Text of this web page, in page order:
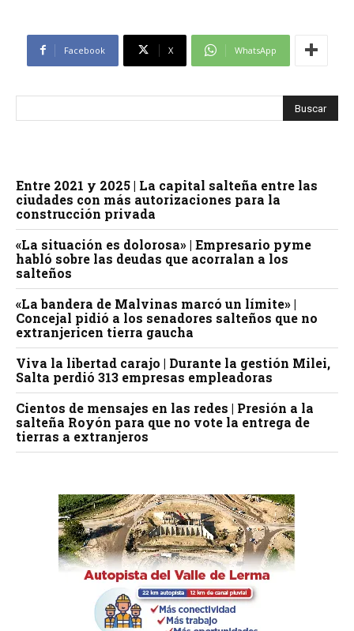
Facebook X WhatsApp
Entre 2021 y 2025 | La capital salteña entre las
ciudades con más autorizaciones para la
construcción privada
«La situación es dolorosa» | Empresario pyme
habló sobre las deudas que acorralan a los
salteños
«La bandera de Malvinas marcó un límite» |
Concejal pidió a los senadores salteños que no
extranjericen tierra gaucha
Viva la libertad carajo | Durante la gestión Milei,
Salta perdió 313 empresas empleadoras
Cientos de mensajes en las redes | Presión a la
salteña Royón para que no vote la entrega de
tierras a extranjeros